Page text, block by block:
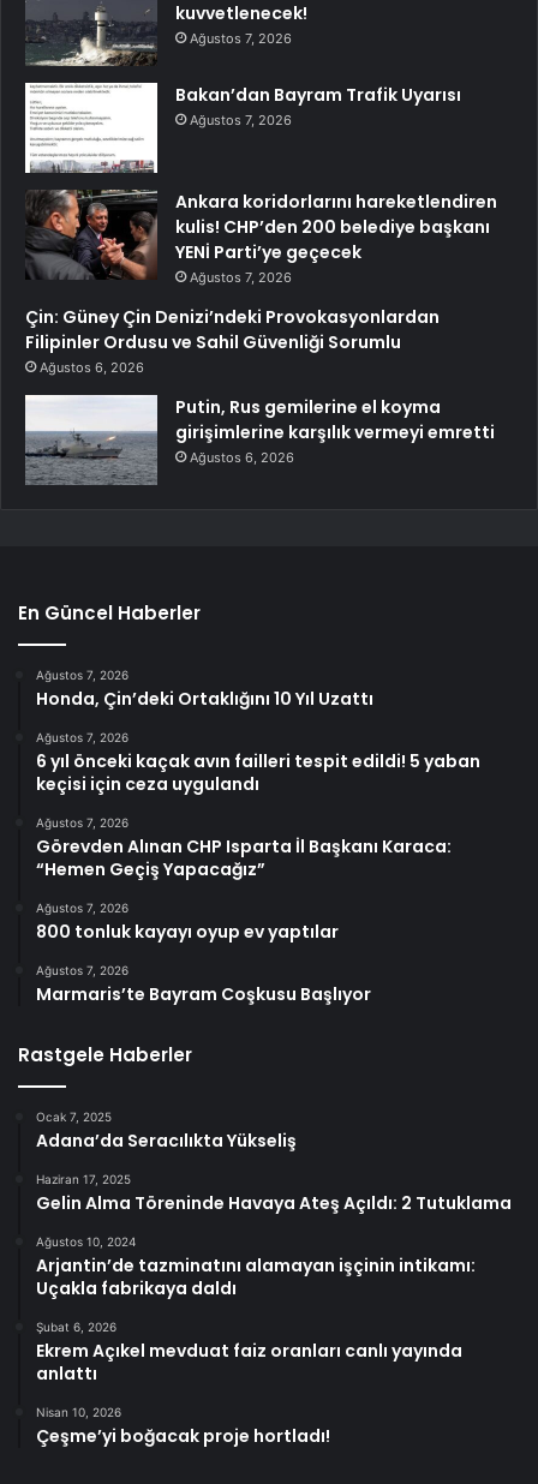
kuvvetlenecek!
Ağustos 7, 2026
Bakan’dan Bayram Trafik Uyarısı
Ağustos 7, 2026
Ankara koridorlarını hareketlendiren
kulis! CHP’den 200 belediye başkanı
YENİ Parti’ye geçecek
Ağustos 7, 2026
Çin: Güney Çin Denizi’ndeki Provokasyonlardan
Filipinler Ordusu ve Sahil Güvenliği Sorumlu
Ağustos 6, 2026
Putin, Rus gemilerine el koyma
girişimlerine karşılık vermeyi emretti
Ağustos 6, 2026
En Güncel Haberler
Ağustos 7, 2026
Honda, Çin’deki Ortaklığını 10 Yıl Uzattı
Ağustos 7, 2026
6 yıl önceki kaçak avın failleri tespit edildi! 5 yaban
keçisi için ceza uygulandı
Ağustos 7, 2026
Görevden Alınan CHP Isparta İl Başkanı Karaca:
“Hemen Geçiş Yapacağız”
Ağustos 7, 2026
800 tonluk kayayı oyup ev yaptılar
Ağustos 7, 2026
Marmaris’te Bayram Coşkusu Başlıyor
Rastgele Haberler
Ocak 7, 2025
Adana’da Seracılıkta Yükseliş
Haziran 17, 2025
Gelin Alma Töreninde Havaya Ateş Açıldı: 2 Tutuklama
Ağustos 10, 2024
Arjantin’de tazminatını alamayan işçinin intikamı:
Uçakla fabrikaya daldı
Şubat 6, 2026
Ekrem Açıkel mevduat faiz oranları canlı yayında
anlattı
Nisan 10, 2026
Çeşme’yi boğacak proje hortladı!